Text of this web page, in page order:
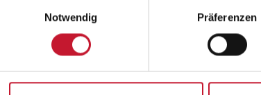
Notwendig
Präferenzen
Anmeldung